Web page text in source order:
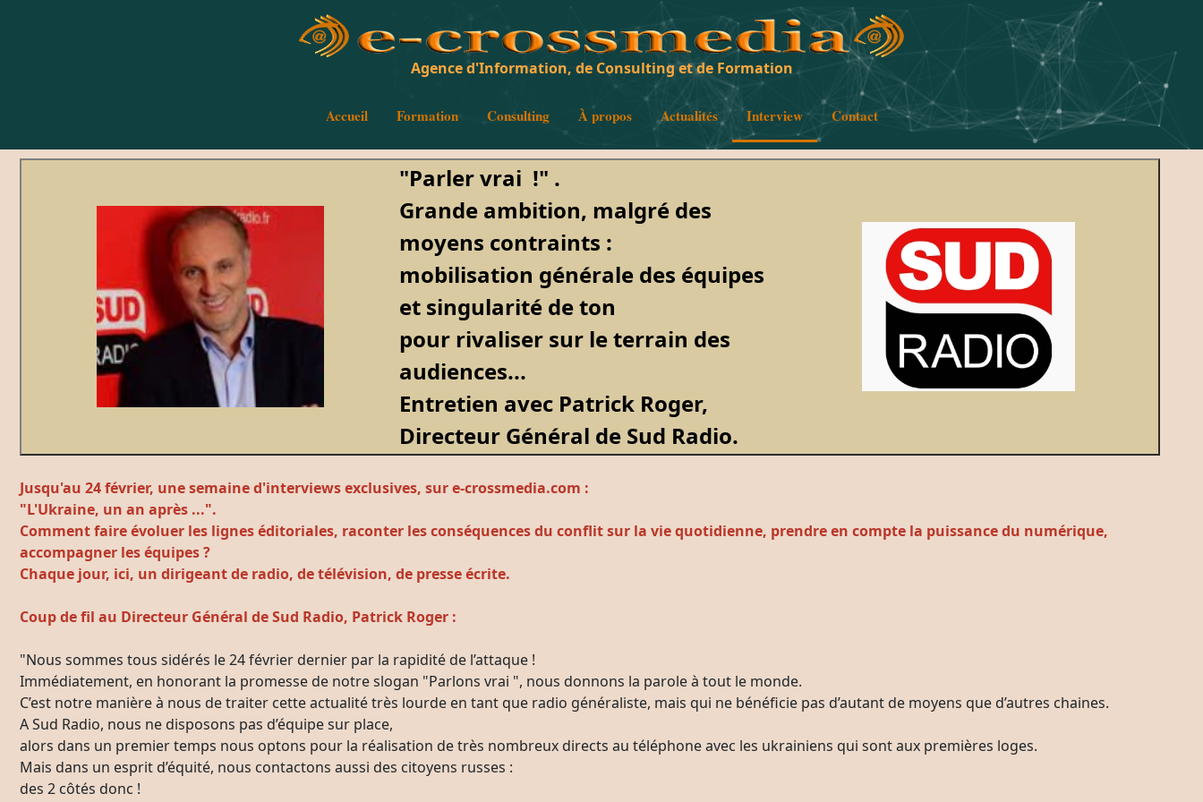
Agence d'Information, de Consulting et de Formation
Accueil Formation Consulting À propos Actualités Interview Contact
"Parler vrai !" .
Grande ambition, malgré des
moyens contraints :
mobilisation générale des équipes
et singularité de ton
pour rivaliser sur le terrain des
audiences...
Entretien avec Patrick Roger,
Directeur Général de Sud Radio.
Jusqu'au 24 février, une semaine d'interviews exclusives, sur e-crossmedia.com :
"L'Ukraine, un an après ...".
Comment faire évoluer les lignes éditoriales, raconter les conséquences du conflit sur la vie quotidienne, prendre en compte la puissance du numérique,
accompagner les équipes ?
Chaque jour, ici, un dirigeant de radio, de télévision, de presse écrite.
Coup de fil au Directeur Général de Sud Radio, Patrick Roger :
"Nous sommes tous sidérés le 24 février dernier par la rapidité de l’attaque !
Immédiatement, en honorant la promesse de notre slogan "Parlons vrai ", nous donnons la parole à tout le monde.
C’est notre manière à nous de traiter cette actualité très lourde en tant que radio généraliste, mais qui ne bénéficie pas d’autant de moyens que d’autres chaines.
A Sud Radio, nous ne disposons pas d’équipe sur place,
alors dans un premier temps nous optons pour la réalisation de très nombreux directs au téléphone avec les ukrainiens qui sont aux premières loges.
Mais dans un esprit d’équité, nous contactons aussi des citoyens russes :
des 2 côtés donc !